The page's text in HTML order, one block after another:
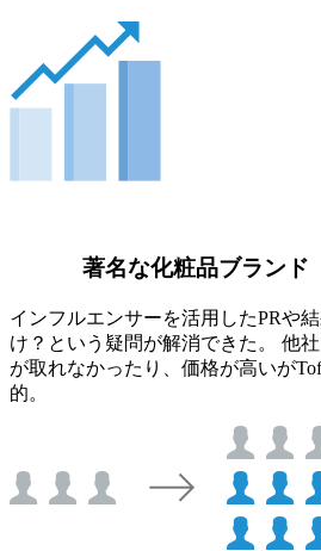
著名な化粧品ブランド
インフルエンサーを活用したPRや
け？という疑問が解消できた。 他
が取れなかったり、価格が高いが
的。